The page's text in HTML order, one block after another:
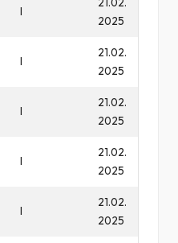
I
2025
I
21.02.
2025
I
21.02.
2025
I
21.02.
2025
I
21.02.
2025